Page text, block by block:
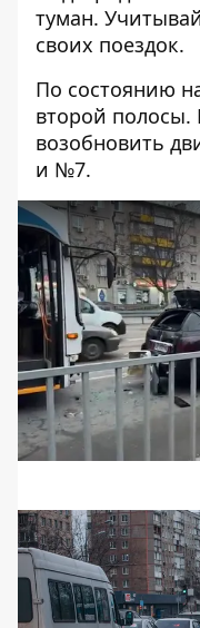
туман.
своих поездок.
По состоянию
второй полосы.
возобновить
и №7.